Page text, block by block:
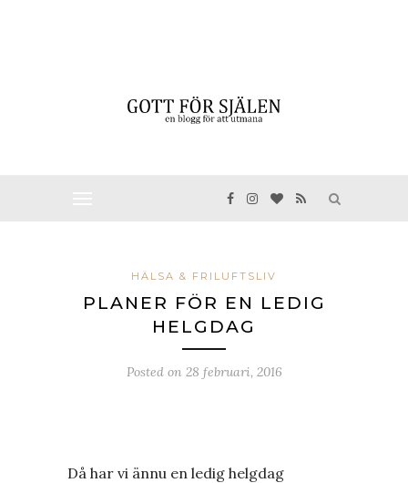
HÄLSA & FRILUFTSLIV
PLANER FÖR EN LEDIG
HELGDAG
Posted on 28 februari, 2016
Då har vi ännu en ledig helgdag